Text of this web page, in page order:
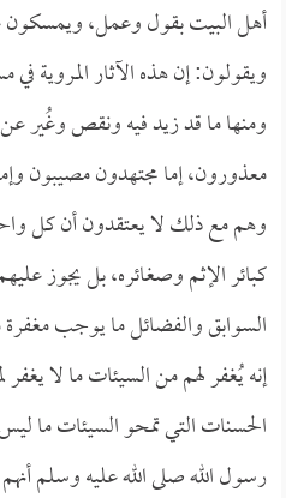
أهل البيت بقول وعمل، ويمسكون
ويقولون: إن هذه الآثار المروية
ومنها ما قد زيد فيه ونقص وغُير
معذورون، إما مجتهدون مصيبون
وهم مع ذلك لا يعتقدون أن كل
كبائر الإثم وصغائره، بل يجوز
السوابق والفضائل ما يوجب
إنه يُغفر لهم من السيئات ما لا
الحسنات التي تمحو السيئات ما
رسول الله صلى الله عليه وسلم